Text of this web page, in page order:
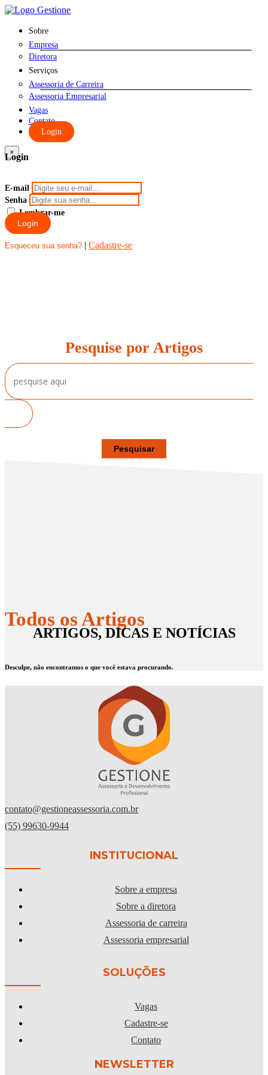
Sobre
Empresa
Diretora
Serviços
Assessoria de Carreira
Assessoria Empresarial
Vagas
Contato
Login
×
Login
E-mail
Senha
Lembrar-me
Login
Esqueceu sua senha? | Cadastre-se
ARTIGOS, DICAS E NOTÍCIAS
Pesquise por Artigos
Pesquisar
Todos os Artigos
Desculpe, não encontramos o que você estava procurando.
contato@gestioneassessoria.com.br
(55) 99630-9944
INSTITUCIONAL
Sobre a empresa
Sobre a diretora
Assessoria de carreira
Assessoria empresarial
SOLUÇÕES
Vagas
Cadastre-se
Contato
NEWSLETTER